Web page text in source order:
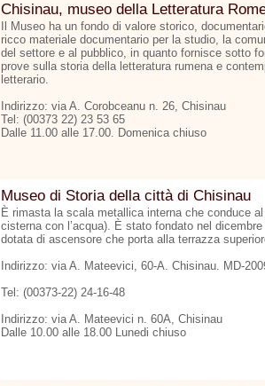
Chisinau, museo della Letteratura
Il Museo ha un fondo di valore storico,
ricco materiale documentario per la studio, la
del settore e al pubblico, in quanto fornisce sotto
prove sulla storia della letteratura rumena e
letterario.
Indirizzo: via A. Corobceanu n. 26, Chisinau
Tel: (00373 22) 23 53 65
Dalle 11.00 alle 17.00. Domenica chiuso
Museo di Storia della città di Chisinau
È rimasta la scala metallica interna che conduce
cisterna con l’acqua). È stato fondato nel
dotata di ascensore che porta alla terrazza
Indirizzo: via A. Mateevici, 60-A. Chisinau. MD-
Tel: (00373-22) 24-16-48
Indirizzo: via A. Mateevici n. 60A, Chisinau
Dalle 10.00 alle 18.00 Lunedi chiuso